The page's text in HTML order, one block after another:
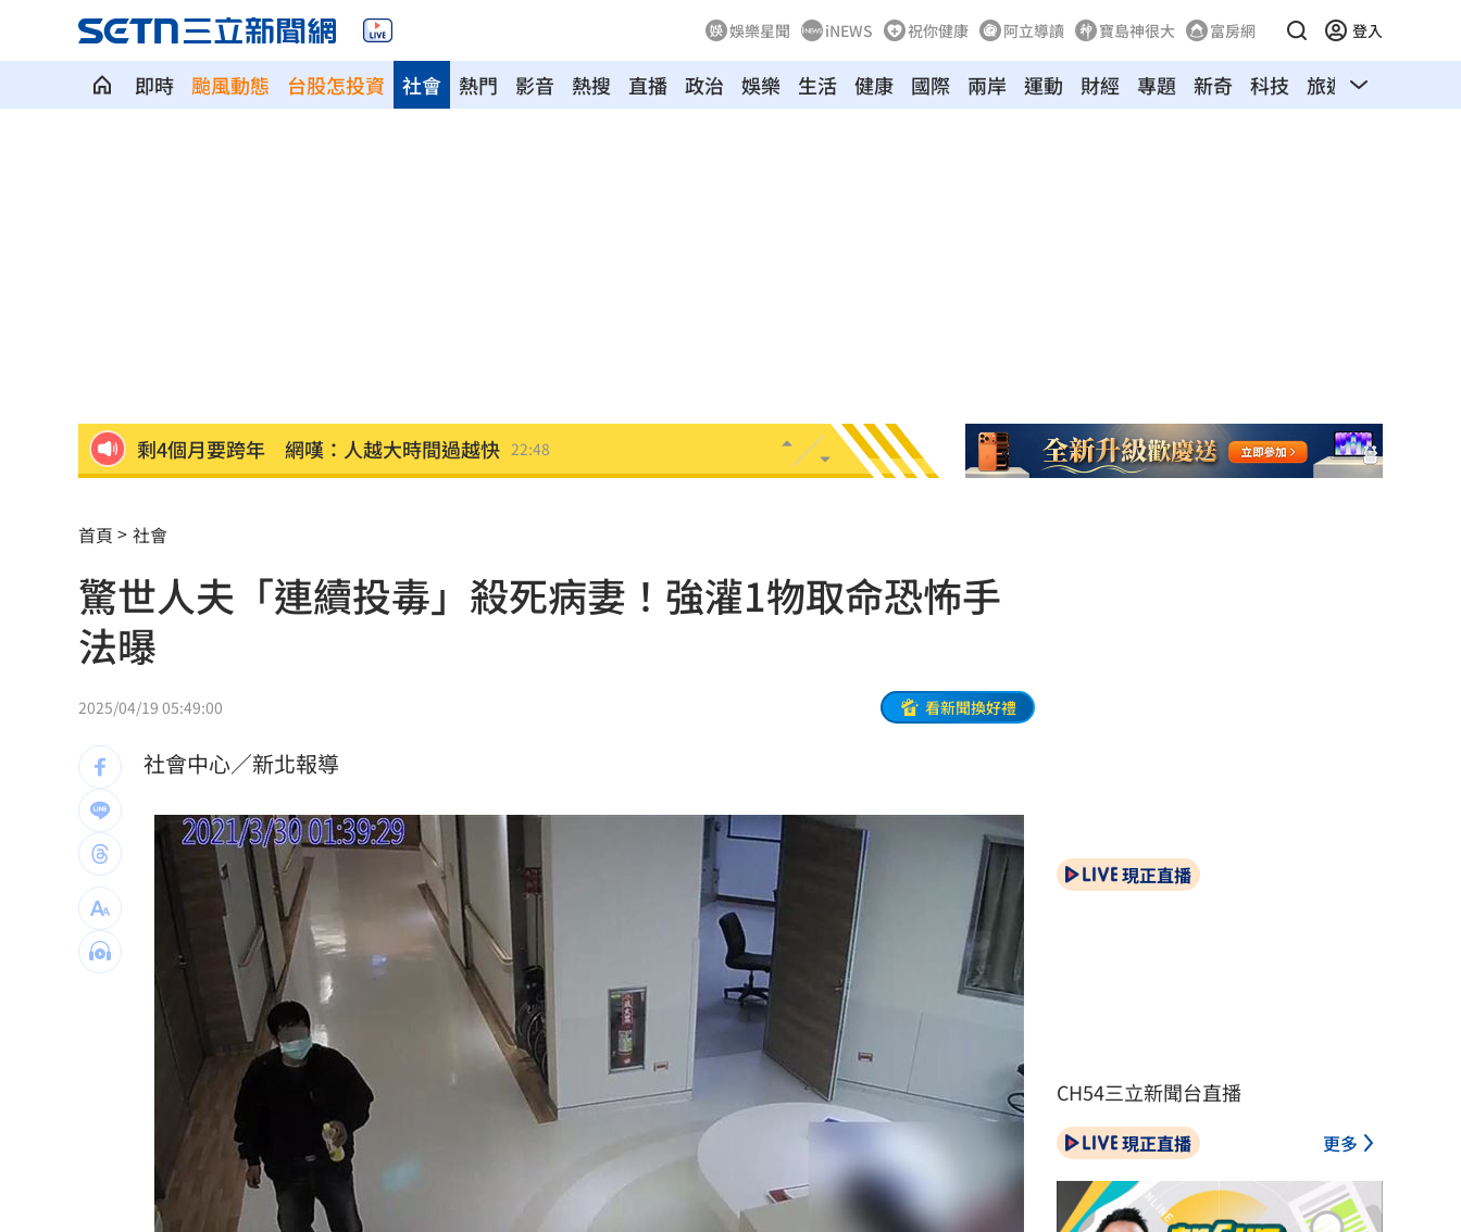
娛樂星聞 iNEWS 祝你健康 阿立導讀 寶島神很大 富房網 登入
即時 颱風動態 台股怎投資 熱門 影音 熱搜 直播 政治
社會 娛樂 生活 健康 國際 兩岸 運動 財經 專題 新奇 科技 旅遊 汽車
剩4個月要跨年 網嘆：人越大時間過越快 22:48
首度首局獲支援 布雷克卻評球威僅D等級
男性半夜痠痛「2徵兆」恐已攝護腺癌晚期 22:37
100%果汁也傷身？研究：高血壓風險增35%
中借颱風稱對台灣海峽交管 海巡署譴責
史上最賺上半年！華航客貨兩旺吸金千億
MVP舞台帶上女兒同歡 艾菩樂盼記得台灣
陳傑憲猛打助2連勝 餅總卻虧「做蠢事」 22:14
又有苦茶油苯駢芘超標 218瓶全面追查 22:13
白海豚「海警範圍擴大」 這地恐豪雨炸2天 22:09
桃猿洋將2投2打爭一軍 艾菩樂認良性競爭 22:06
華邦電法說會後 新目標價出爐
高雄轎車暴衝連3撞！波及13車600戶停電
台灣彩券開獎直播中 20:31
首頁 社會
驚世人夫「連續投毒」殺死病妻！強灌1物取命恐怖手
法曝
2025/04/19 05:49:00 看新聞換好禮
社會中心／新北報導
現正直播
CH54三立新聞台直播
現正直播 更多